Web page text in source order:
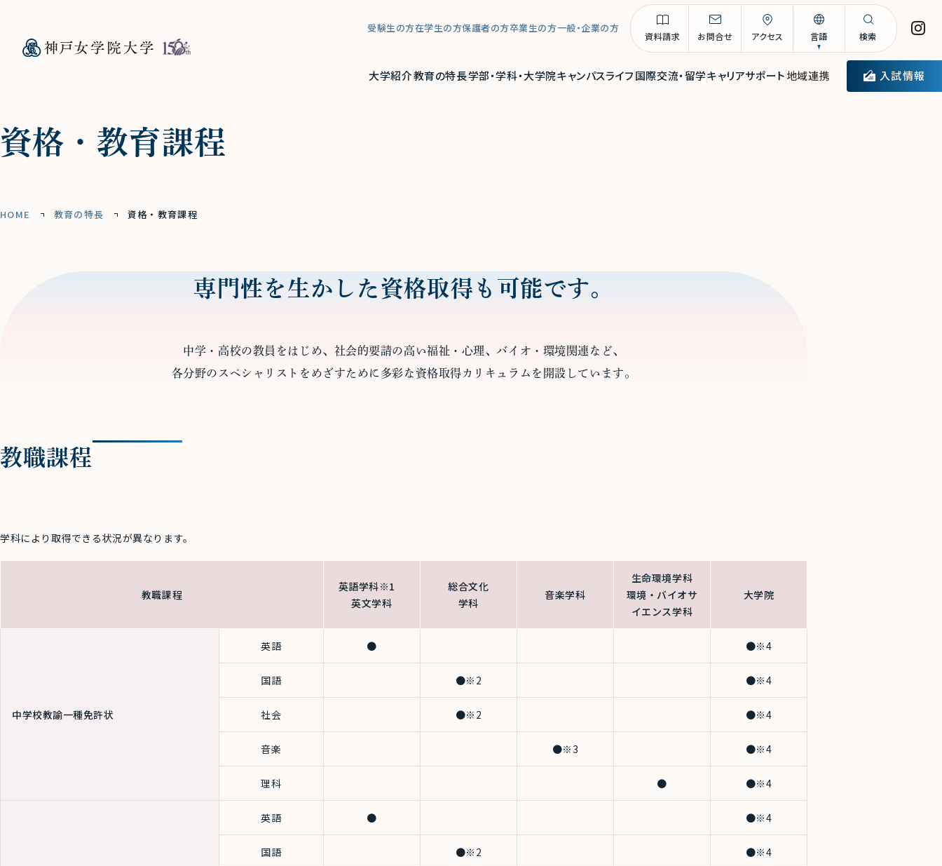
受験生の方在学生の方保護者の方卒業生の方一般・企業の方
資料請求 お問合せ アクセス 言語 検索
大学紹介教育の特長学部・学科・大学院キャンパスライフ国際交流・留学キャリアサポート地域連携 入試情報
資格・教育課程
HOME 教育の特長 資格・教育課程
専門性を生かした資格取得も可能です。
中学・高校の教員をはじめ、社会的要請の高い福祉・心理、バイオ・環境関連など、
各分野のスペシャリストをめざすために多彩な資格取得カリキュラムを開設しています。
教職課程
学科により取得できる状況が異なります。
教職課程
英語学科※1
英文学科
総合文化
学科
音楽学科
生命環境学科
環境・バイオサ
イエンス学科
大学院
中学校教諭一種免許状
英語 ● ●※4
国語 ●※2 ●※4
社会 ●※2 ●※4
音楽 ●※3 ●※4
理科 ● ●※4
英語 ● ●※4
国語 ●※2 ●※4